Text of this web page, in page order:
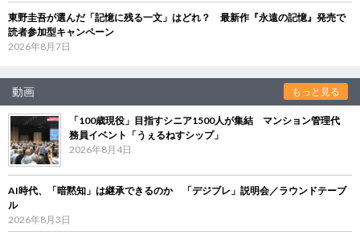
東野圭吾が選んだ「記憶に残る一文」はどれ？ 最新作『永遠の記憶』発売で
読者参加型キャンペーン
2026年8月7日
動画 もっと見る
「100歳現役」目指すシニア1500人が集結 マンション管理代
務員イベント「うぇるねすシップ」
2026年8月4日
AI時代、「暗黙知」は継承できるのか 「デジブレ」説明会／ラウンドテーブ
ル
2026年8月3日